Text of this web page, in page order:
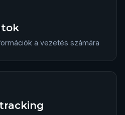
a vezetés számára